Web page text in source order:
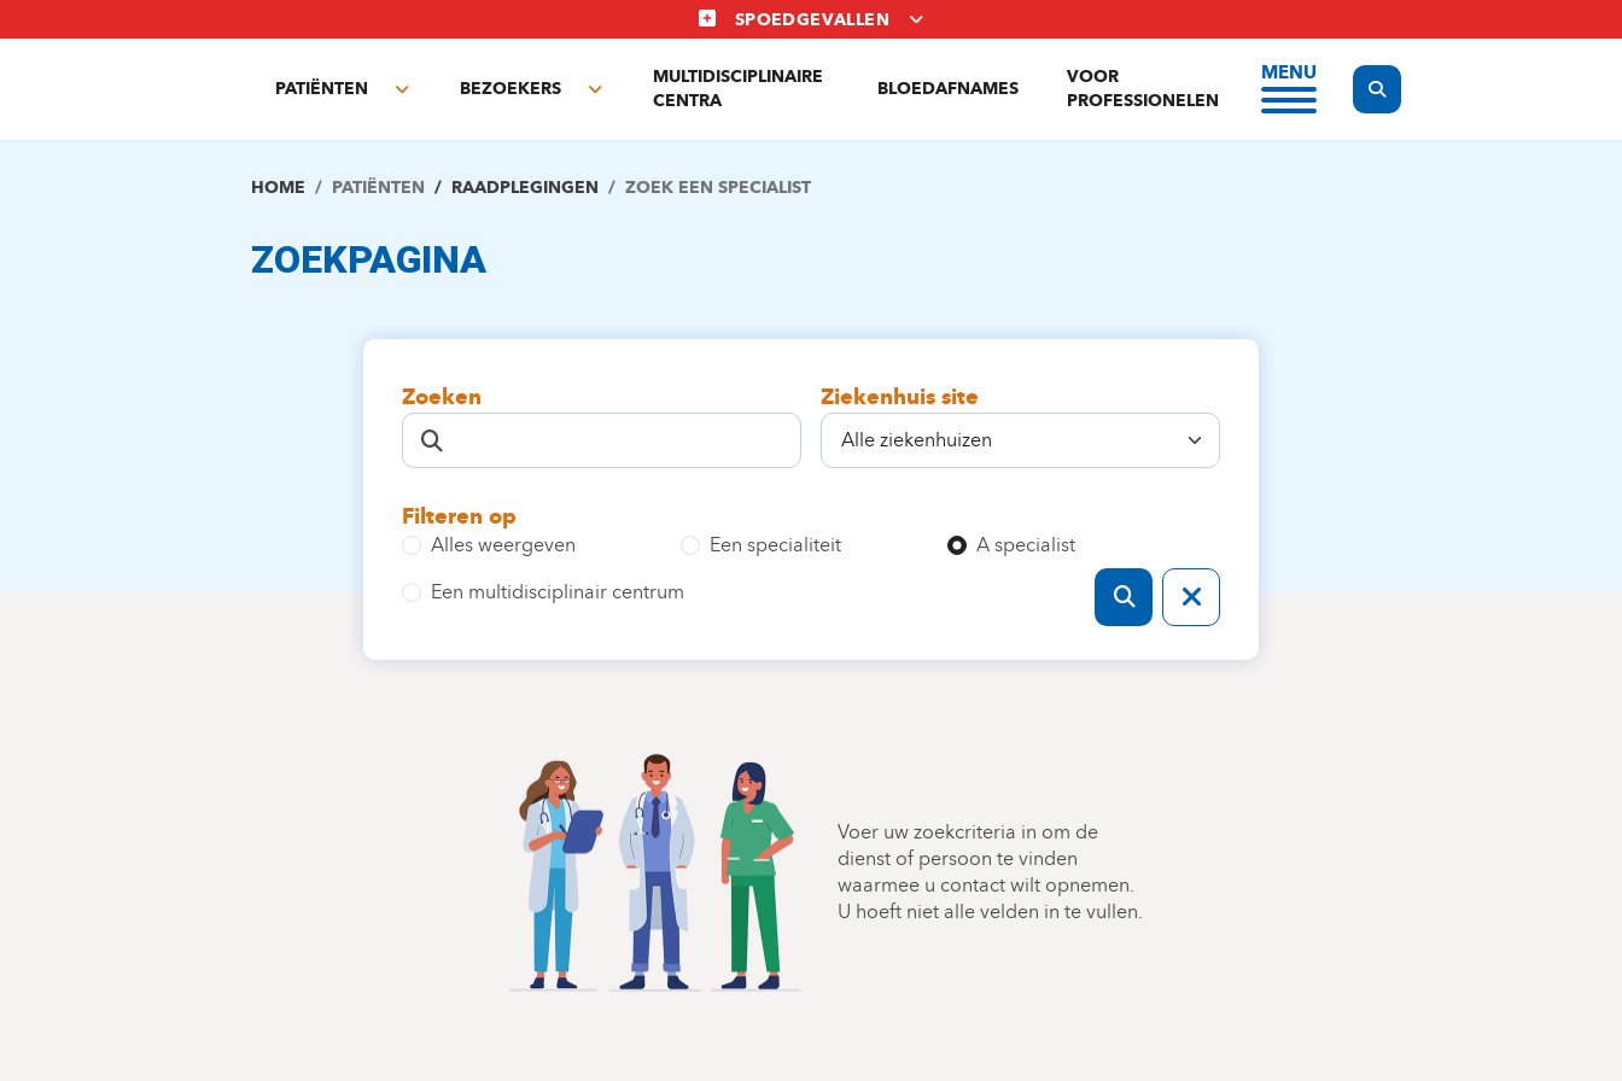
en
gaan
SPOEDGEVALLEN
PATIËNTEN
Toggle
BEZOEKERS
Toggle
MULTIDISCIPLINAIRE
CENTRA
BLOEDAFNAMES
VOOR
PROFESSIONELEN
MENU
Display the search form
HOME PATIËNTEN RAADPLEGINGEN ZOEK EEN SPECIALIST
ZOEKPAGINA
Zoeken Ziekenhuis site
Filteren op
Alles weergeven Een specialiteit A specialist
Een multidisciplinair centrum
Voer uw zoekcriteria in om de
dienst of persoon te vinden
waarmee u contact wilt opnemen.
U hoeft niet alle velden in te vullen.